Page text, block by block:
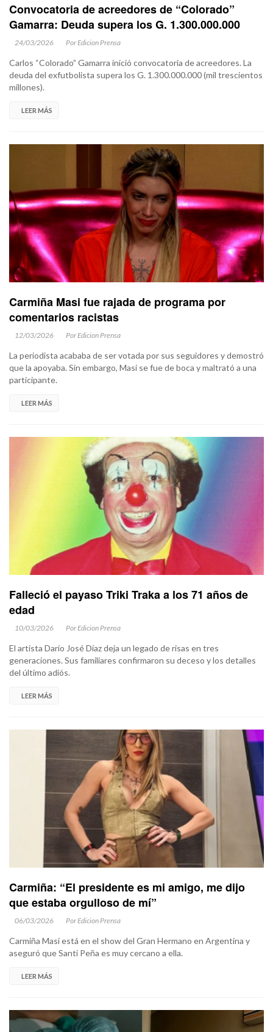
Convocatoria de acreedores de “Colorado”
Gamarra: Deuda supera los G. 1.300.000.000
24/03/2026 Por Edicion Prensa
Carlos “Colorado” Gamarra inició convocatoria de acreedores. La
deuda del exfutbolista supera los G. 1.300.000.000 (mil trescientos
millones).
LEER MÁS
Carmiña Masi fue rajada de programa por
comentarios racistas
12/03/2026 Por Edicion Prensa
La periodista acababa de ser votada por sus seguidores y demostró
que la apoyaba. Sin embargo, Masi se fue de boca y maltrató a una
participante.
LEER MÁS
Falleció el payaso Triki Traka a los 71 años de
edad
10/03/2026 Por Edicion Prensa
El artista Darío José Díaz deja un legado de risas en tres
generaciones. Sus familiares confirmaron su deceso y los detalles
del último adiós.
LEER MÁS
Carmiña: “El presidente es mi amigo, me dijo
que estaba orgulloso de mí”
06/03/2026 Por Edicion Prensa
Carmiña Masi está en el show del Gran Hermano en Argentina y
aseguró que Santi Peña es muy cercano a ella.
LEER MÁS